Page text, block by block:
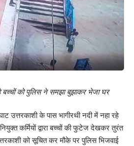
बच्चों को पुलिस ने समझा बुझाकर भेजा घर
उत्तरकाशी के पास भागीरथी नदी में नहा रहे
कर्मियों द्वारा बच्चों की फुटेज देखकर तुरंत
को सूचित कर मौके पर पुलिस भिजवाई